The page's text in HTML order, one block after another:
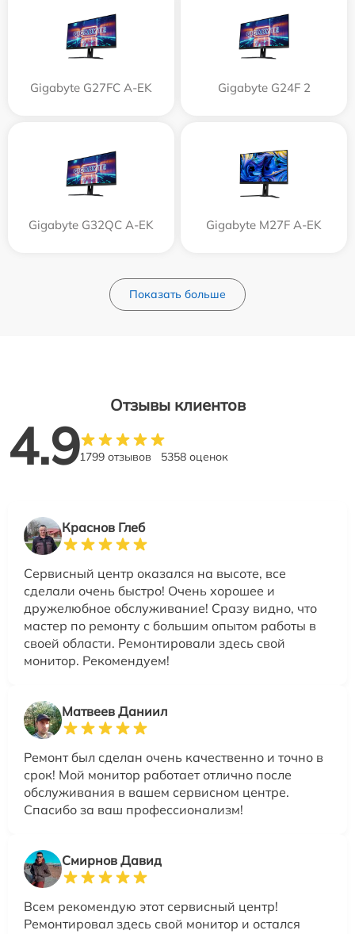
Gigabyte G27FC A-EK Gigabyte G24F 2
Gigabyte G32QC A-EK Gigabyte M27F A-EK
Показать больше
Отзывы клиентов
4.91799 отзывов 5358 оценок
Краснов Глеб
Сервисный центр оказался на высоте, все
сделали очень быстро! Очень хорошее и
дружелюбное обслуживание! Сразу видно, что
мастер по ремонту с большим опытом работы в
своей области. Ремонтировали здесь свой
монитор. Рекомендуем!
Матвеев Даниил
Ремонт был сделан очень качественно и точно в
срок! Мой монитор работает отлично после
обслуживания в вашем сервисном центре.
Спасибо за ваш профессионализм!
Смирнов Давид
Всем рекомендую этот сервисный центр!
Ремонтировал здесь свой монитор и остался